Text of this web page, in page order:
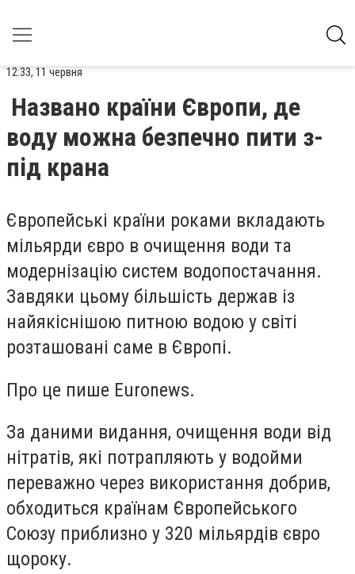
12:33, 11 червня
Названо країни Європи, де
воду можна безпечно пити з-
під крана
Європейські країни роками вкладають
мільярди євро в очищення води та
модернізацію систем водопостачання.
Завдяки цьому більшість держав із
найякіснішою питною водою у світі
розташовані саме в Європі.
Про це пише Euronews.
За даними видання, очищення води від
нітратів, які потрапляють у водойми
переважно через використання добрив,
обходиться країнам Європейського
Союзу приблизно у 320 мільярдів євро
щороку.